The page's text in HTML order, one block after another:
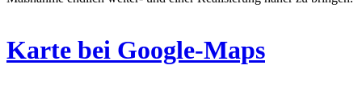
Karte bei Google-Maps